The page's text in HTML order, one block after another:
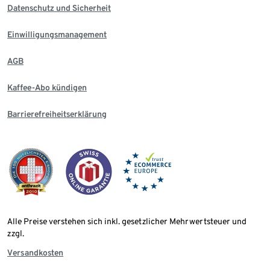
Datenschutz und Sicherheit
Einwilligungsmanagement
AGB
Kaffee-Abo kündigen
Barrierefreiheitserklärung
Alle Preise verstehen sich inkl. gesetzlicher Mehrwertsteuer und
zzgl.
Versandkosten